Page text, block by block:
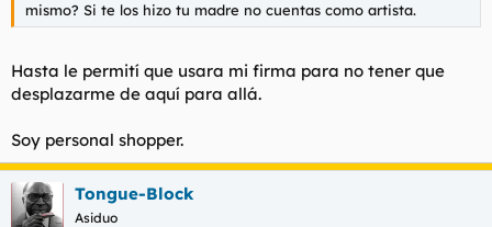
mismo? Si te los hizo tu madre no cuentas como artista.
Hasta le permití que usara mi firma para no tener que
desplazarme de aquí para allá.
Soy personal shopper.
Tongue-Block
Asiduo